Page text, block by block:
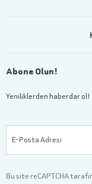
Abone Olun!
Yeniliklerden haberdar ol!
E-Posta Adresi
Bu site reCAPTCHA